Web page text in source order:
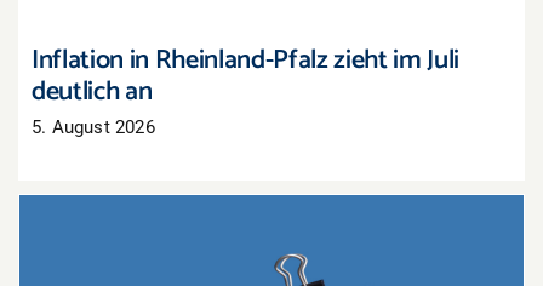
Inflation in Rheinland-Pfalz zieht im Juli
deutlich an
5. August 2026